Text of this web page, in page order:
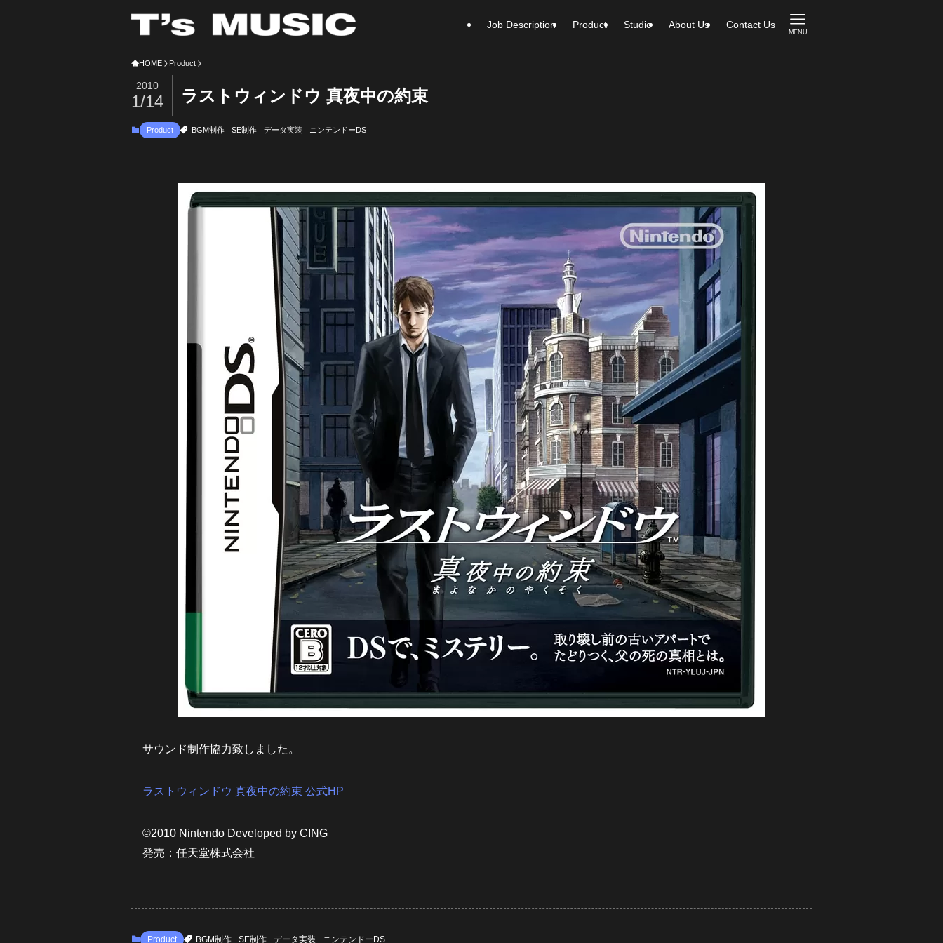
Job Description Product Studio About Us Contact Us
MENU
HOME Product
ラストウィンドウ 真夜中の約束
2010
1/14
Product BGM制作 SE制作 データ実装 ニンテンドーDS
サウンド制作協力致しました。
ラストウィンドウ 真夜中の約束 公式HP
©2010 Nintendo Developed by CING
発売：任天堂株式会社
Product BGM制作 SE制作 データ実装 ニンテンドーDS